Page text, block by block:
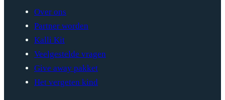
Over ons
Partner worden
Kalli Kit
Veelgestelde vragen
Give away pakket
Het vergeten kind